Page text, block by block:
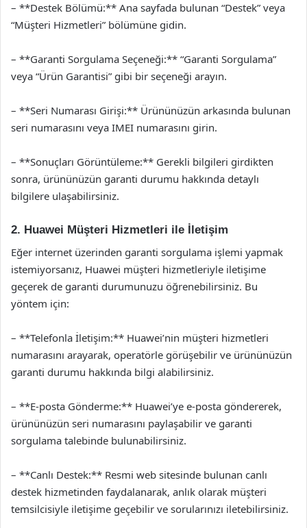
– **Destek Bölümü:** Ana sayfada bulunan “Destek” veya
“Müşteri Hizmetleri” bölümüne gidin.
– **Garanti Sorgulama Seçeneği:** “Garanti Sorgulama”
veya “Ürün Garantisi” gibi bir seçeneği arayın.
– **Seri Numarası Girişi:** Ürününüzün arkasında bulunan
seri numarasını veya IMEI numarasını girin.
– **Sonuçları Görüntüleme:** Gerekli bilgileri girdikten
sonra, ürününüzün garanti durumu hakkında detaylı
bilgilere ulaşabilirsiniz.
2. Huawei Müşteri Hizmetleri ile İletişim
Eğer internet üzerinden garanti sorgulama işlemi yapmak
istemiyorsanız, Huawei müşteri hizmetleriyle iletişime
geçerek de garanti durumunuzu öğrenebilirsiniz. Bu
yöntem için:
– **Telefonla İletişim:** Huawei’nin müşteri hizmetleri
numarasını arayarak, operatörle görüşebilir ve ürününüzün
garanti durumu hakkında bilgi alabilirsiniz.
– **E-posta Gönderme:** Huawei’ye e-posta göndererek,
ürününüzün seri numarasını paylaşabilir ve garanti
sorgulama talebinde bulunabilirsiniz.
– **Canlı Destek:** Resmi web sitesinde bulunan canlı
destek hizmetinden faydalanarak, anlık olarak müşteri
temsilcisiyle iletişime geçebilir ve sorularınızı iletebilirsiniz.